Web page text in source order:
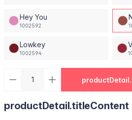
Hey You
1002592
Lowkey
1002594
productDetail.titleContent